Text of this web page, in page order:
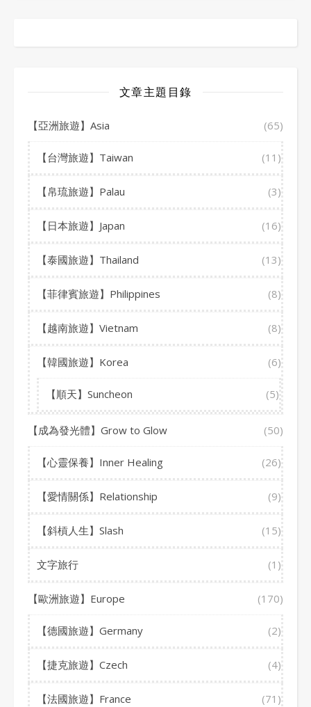
文章主題目錄
【亞洲旅遊】Asia (65)
【台灣旅遊】Taiwan (11)
【帛琉旅遊】Palau (3)
【日本旅遊】Japan (16)
【泰國旅遊】Thailand (13)
【菲律賓旅遊】Philippines (8)
【越南旅遊】Vietnam (8)
【韓國旅遊】Korea (6)
【順天】Suncheon (5)
【成為發光體】Grow to Glow (50)
【心靈保養】Inner Healing (26)
【愛情關係】Relationship (9)
【斜槓人生】Slash (15)
文字旅行 (1)
【歐洲旅遊】Europe (170)
【德國旅遊】Germany (2)
【捷克旅遊】Czech (4)
【法國旅遊】France (71)